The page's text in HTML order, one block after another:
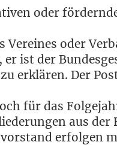
oder
oder
ist der
erklä­ren. Der
für das
aus
erfol­gen